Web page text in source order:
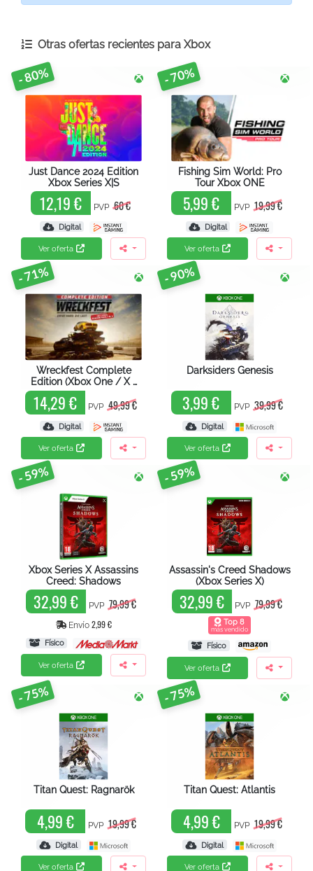
Otras ofertas recientes para Xbox
- 80%
Just Dance 2024 Edition
Xbox Series X|S
12,19 € PVP 60 €
Digital
Ver oferta
- 70%
Fishing Sim World: Pro
Tour Xbox ONE
5,99 € PVP 19,99 €
Digital
Ver oferta
- 71%
Wreckfest Complete
Edition (Xbox One / X …
14,29 € PVP 49,99 €
Digital
Ver oferta
- 90%
Darksiders Genesis
3,99 € PVP 39,99 €
Digital
Ver oferta
- 59%
Xbox Series X Assassins
Creed: Shadows
32,99 € PVP 79,99 €
Envío 2,99 €
Físico
Ver oferta
- 59%
Assassin's Creed Shadows
(Xbox Series X)
32,99 € PVP 79,99 €
Top 8
más vendido
Físico
Ver oferta
- 75%
Titan Quest: Ragnarök
4,99 € PVP 19,99 €
Digital
Ver oferta
- 75%
Titan Quest: Atlantis
4,99 € PVP 19,99 €
Digital
Ver oferta